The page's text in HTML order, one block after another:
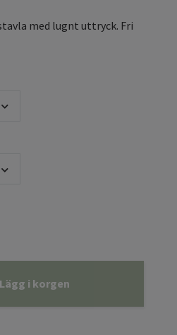
med lugnt uttryck. Fri
Lägg i korgen